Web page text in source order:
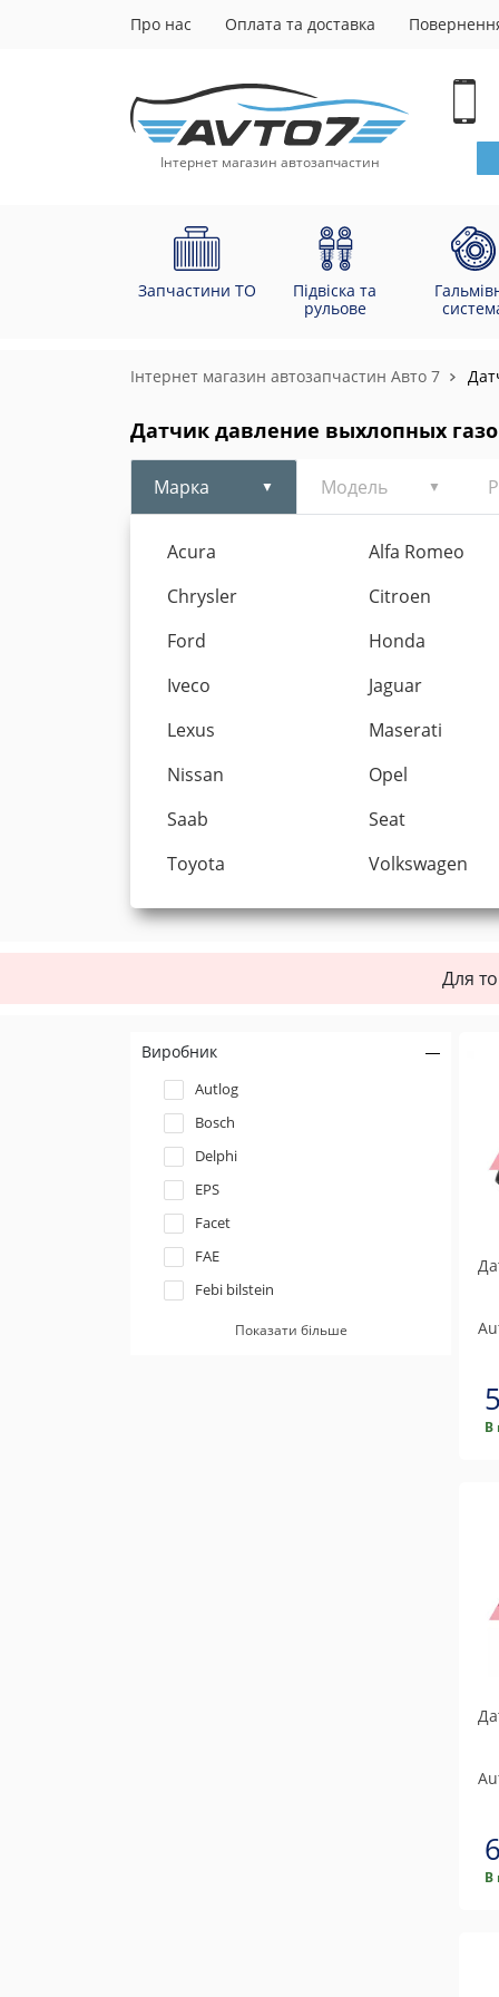
Про нас Оплата та доставка
Інтернет магазин автозапчастин
Запчастини ТО
Підвіска та
рульове
Інтернет магазин автозапчастин Авто 7
Датчик давление выхлопных
Марка Модель
Acura
Alfa Romeo
Chrysler
Citroen
Ford
Honda
Iveco
Jaguar
Lexus
Maserati
Nissan
Opel
Saab
Seat
Toyota
Volkswagen
Для
Виробник
Autlog
Bosch
Delphi
EPS
Facet
FAE
Febi bilstein
Показати більше
В
В